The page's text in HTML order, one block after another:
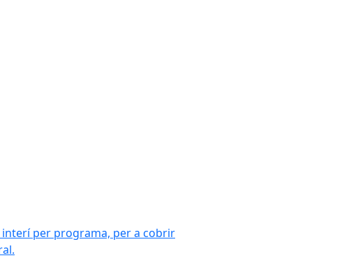
per programa, per a cobrir